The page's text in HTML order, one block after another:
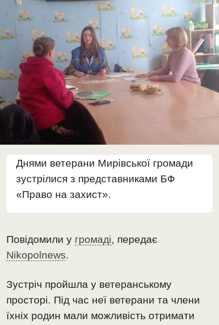
Днями ветерани Мирівської громади
зустрілися з представниками БФ
«Право на захист».
Повідомили у громаді, передає
Nikopolnews.
Зустріч пройшла у ветеранському
просторі. Під час неї ветерани та члени
їхніх родин мали можливість отримати